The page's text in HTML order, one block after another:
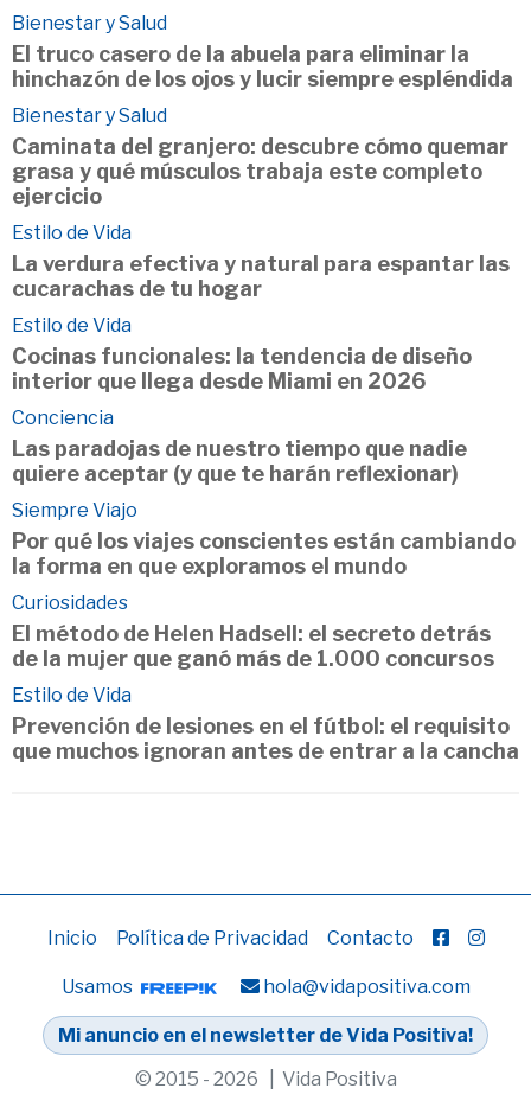
Bienestar y Salud
El truco casero de la abuela para eliminar la
hinchazón de los ojos y lucir siempre espléndida
Bienestar y Salud
Caminata del granjero: descubre cómo quemar
grasa y qué músculos trabaja este completo
ejercicio
Estilo de Vida
La verdura efectiva y natural para espantar las
cucarachas de tu hogar
Estilo de Vida
Cocinas funcionales: la tendencia de diseño
interior que llega desde Miami en 2026
Conciencia
Las paradojas de nuestro tiempo que nadie
quiere aceptar (y que te harán reflexionar)
Siempre Viajo
Por qué los viajes conscientes están cambiando
la forma en que exploramos el mundo
Curiosidades
El método de Helen Hadsell: el secreto detrás
de la mujer que ganó más de 1.000 concursos
Estilo de Vida
Prevención de lesiones en el fútbol: el requisito
que muchos ignoran antes de entrar a la cancha
Inicio Política de Privacidad Contacto
Usamos hola@vidapositiva.com
Mi anuncio en el newsletter de Vida Positiva!
© 2015 - 2026 | Vida Positiva